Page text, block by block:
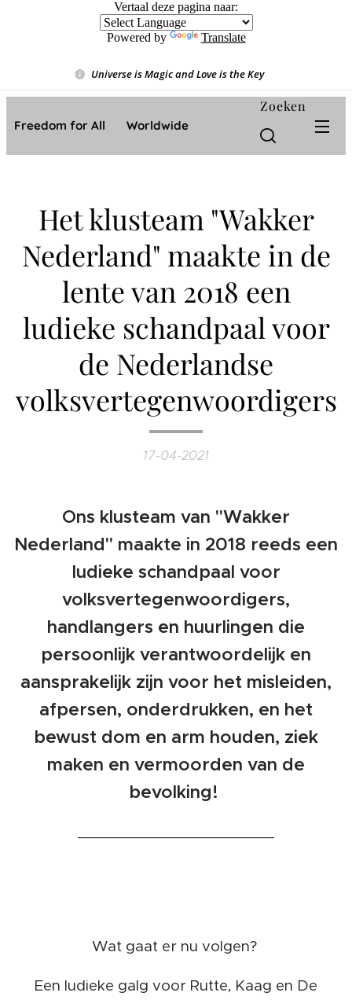
Vertaal deze pagina naar:
Powered by Translate
Universe is Magic and Love is the Key❤️
Freedom for All ❤️ Worldwide
Zoeken
Het klusteam "Wakker
Nederland" maakte in de
lente van 2018 een
ludieke schandpaal voor
de Nederlandse
volksvertegenwoordigers
17-04-2021
Ons klusteam van "Wakker
Nederland" maakte in 2018 reeds een
ludieke schandpaal voor
volksvertegenwoordigers,
handlangers en huurlingen die
persoonlijk verantwoordelijk en
aansprakelijk zijn voor het misleiden,
afpersen, onderdrukken, en het
bewust dom en arm houden, ziek
maken en vermoorden van de
bevolking!
Wat gaat er nu volgen?
Een ludieke galg voor Rutte, Kaag en De